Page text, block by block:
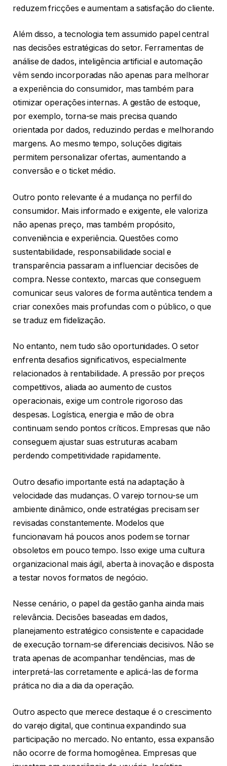
reduzem fricções e aumentam a satisfação do cliente.
Além disso, a tecnologia tem assumido papel central
nas decisões estratégicas do setor. Ferramentas de
análise de dados, inteligência artificial e automação
vêm sendo incorporadas não apenas para melhorar
a experiência do consumidor, mas também para
otimizar operações internas. A gestão de estoque,
por exemplo, torna-se mais precisa quando
orientada por dados, reduzindo perdas e melhorando
margens. Ao mesmo tempo, soluções digitais
permitem personalizar ofertas, aumentando a
conversão e o ticket médio.
Outro ponto relevante é a mudança no perfil do
consumidor. Mais informado e exigente, ele valoriza
não apenas preço, mas também propósito,
conveniência e experiência. Questões como
sustentabilidade, responsabilidade social e
transparência passaram a influenciar decisões de
compra. Nesse contexto, marcas que conseguem
comunicar seus valores de forma autêntica tendem a
criar conexões mais profundas com o público, o que
se traduz em fidelização.
No entanto, nem tudo são oportunidades. O setor
enfrenta desafios significativos, especialmente
relacionados à rentabilidade. A pressão por preços
competitivos, aliada ao aumento de custos
operacionais, exige um controle rigoroso das
despesas. Logística, energia e mão de obra
continuam sendo pontos críticos. Empresas que não
conseguem ajustar suas estruturas acabam
perdendo competitividade rapidamente.
Outro desafio importante está na adaptação à
velocidade das mudanças. O varejo tornou-se um
ambiente dinâmico, onde estratégias precisam ser
revisadas constantemente. Modelos que
funcionavam há poucos anos podem se tornar
obsoletos em pouco tempo. Isso exige uma cultura
organizacional mais ágil, aberta à inovação e disposta
a testar novos formatos de negócio.
Nesse cenário, o papel da gestão ganha ainda mais
relevância. Decisões baseadas em dados,
planejamento estratégico consistente e capacidade
de execução tornam-se diferenciais decisivos. Não se
trata apenas de acompanhar tendências, mas de
interpretá-las corretamente e aplicá-las de forma
prática no dia a dia da operação.
Outro aspecto que merece destaque é o crescimento
do varejo digital, que continua expandindo sua
participação no mercado. No entanto, essa expansão
não ocorre de forma homogênea. Empresas que